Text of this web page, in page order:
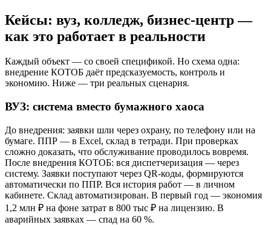
Кейсы: вуз, колледж, бизнес-центр —
как это работает в реальности
Каждый объект — со своей спецификой. Но схема одна:
внедрение КОТОБ даёт предсказуемость, контроль и
экономию. Ниже — три реальных сценария.
ВУЗ: система вместо бумажного хаоса
До внедрения: заявки шли через охрану, по телефону или на
бумаге. ППР — в Excel, склад в тетради. При проверках
сложно доказать, что обслуживание проводилось вовремя.
После внедрения КОТОБ: вся диспетчеризация — через
систему. Заявки поступают через QR-коды, формируются
автоматически по ППР. Вся история работ — в личном
кабинете. Склад автоматизирован. В первый год — экономия
1,2 млн ₽ на фоне затрат в 800 тыс ₽ на лицензию. В
аварийных заявках — спад на 60 %.